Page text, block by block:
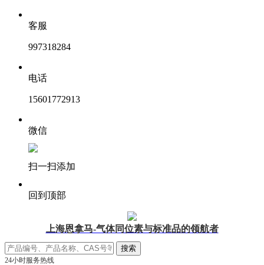
客服
997318284
电话
15601772913
微信
扫一扫添加
回到顶部
上海恩拿马-气体同位素与标准品的领航者
24小时服务热线